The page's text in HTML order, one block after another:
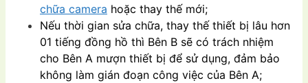
chữa camera hoặc thay thế mới;
Nếu thời gian sửa chữa, thay thế thiết bị lâu hơn
01 tiếng đồng hồ thì Bên B sẽ có trách nhiệm
cho Bên A mượn thiết bị để sử dụng, đảm bảo
không làm gián đoạn công việc của Bên A;